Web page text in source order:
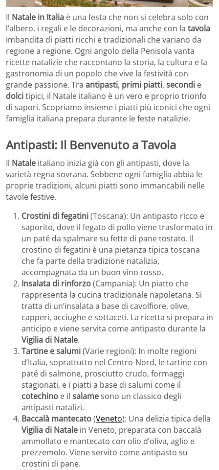
Il Natale in Italia è una festa che non si celebra solo con
l’albero, i regali e le decorazioni, ma anche con la tavola
imbandita di piatti ricchi e tradizionali che variano da
regione a regione. Ogni angolo della Penisola vanta
ricette natalizie che raccontano la storia, la cultura e la
gastronomia di un popolo che vive la festività con
grande passione. Tra antipasti, primi piatti, secondi e
dolcitipici, il Natale italiano è un vero e proprio trionfo
di sapori. Scopriamo insieme i piatti più iconici che ogni
famiglia italiana prepara durante le feste natalizie.
Antipasti: Il Benvenuto a Tavola
Il Natale italiano inizia già con gli antipasti, dove la
varietà regna sovrana. Sebbene ogni famiglia abbia le
proprie tradizioni, alcuni piatti sono immancabili nelle
tavole festive.
Crostini di fegatini(Toscana): Un antipasto ricco e
saporito, dove il fegato di pollo viene trasformato in
un paté da spalmare su fette di pane tostato. Il
crostino di fegatini è una pietanza tipica toscana
che fa parte della tradizione natalizia,
accompagnata da un buon vino rosso.
Insalata di rinforzo(Campania): Un piatto che
rappresenta la cucina tradizionale napoletana. Si
tratta di un’insalata a base di cavolfiore, olive,
capperi, acciughe e sottaceti. La ricetta si prepara in
anticipo e viene servita come antipasto durante la
Vigilia di Natale.
Tartine e salumi(Varie regioni): In molte regioni
d’Italia, soprattutto nel Centro-Nord, le tartine con
paté di salmone, prosciutto crudo, formaggi
stagionati, e i piatti a base di salumi come il
cotechino e il salamesono un classico degli
antipasti natalizi.
Baccalà mantecato(Veneto): Una delizia tipica della
Vigilia di Natale in Veneto, preparata con baccalà
ammollato e mantecato con olio d’oliva, aglio e
prezzemolo. Viene servito come antipasto su
crostini di pane.